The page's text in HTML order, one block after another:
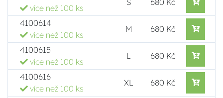
více než 100 ks
S 680 Kč
4100614
více než 100 ks
M 680 Kč
4100615
více než 100 ks
L 680 Kč
4100616
více než 100 ks
XL 680 Kč